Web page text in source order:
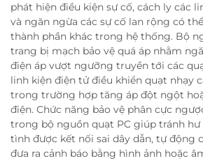
phát hiện điều kiện sự cố, cách ly các
và ngăn ngừa các sự cố lan rộng có
thành phần khác trong hệ thống. Bộ
trang bị mạch bảo vệ quá áp nhằm
điện áp vượt ngưỡng truyền tới các
linh kiện điện tử điều khiển quạt nhạy
trong trường hợp tăng áp đột ngột
điện. Chức năng bảo vệ phân cực
trong bộ nguồn quạt PC giúp tránh
tình được kết nối sai dây dẫn, tự động
đưa ra cảnh báo bằng hình ảnh hoặc